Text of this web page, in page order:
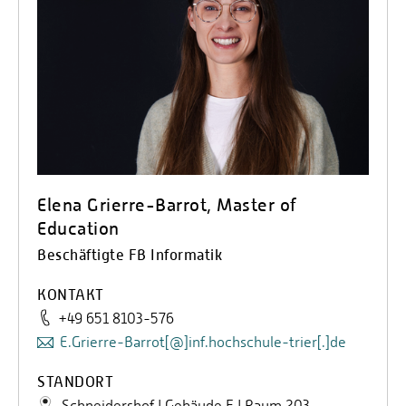
Elena Grierre-Barrot, Master of
Education
Beschäftigte FB Informatik
KONTAKT
+49 651 8103-576
E.Grierre-Barrot[@]inf.hochschule-trier[.]de
STANDORT